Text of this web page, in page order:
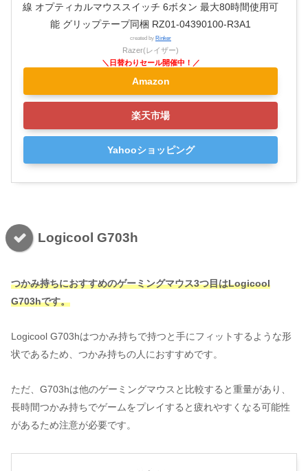
線 オプティカルマウススイッチ 6ボタン 最大80時間使用可
能 グリップテープ同梱 RZ01-04390100-R3A1
created by Rinker
Razer(レイザー)
Amazon
楽天市場
Yahooショッピング
Logicool G703h
つかみ持ちにおすすめのゲーミングマウス3つ目はLogicool
G703hです。
Logicool G703hはつかみ持ちで持つと手にフィットするような形
状であるため、つかみ持ちの人におすすめです。
ただ、G703hは他のゲーミングマウスと比較すると重量があり、
長時間つかみ持ちでゲームをプレイすると疲れやすくなる可能性
があるため注意が必要です​​。